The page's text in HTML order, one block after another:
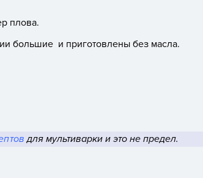
плова.
большие и приготовлены без масла.
для мультиварки и это не предел.